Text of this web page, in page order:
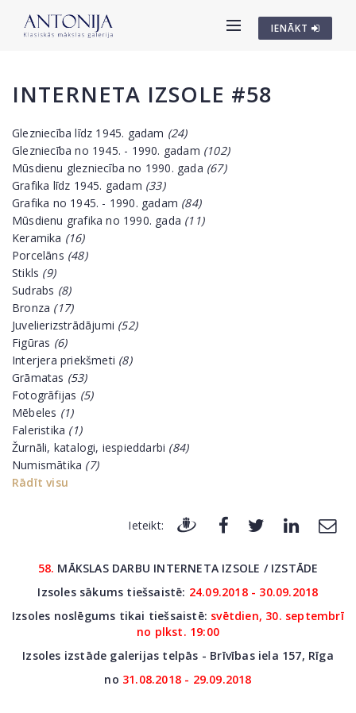
IENĀKT
INTERNETA IZSOLE #58
Glezniecība līdz 1945. gadam (24)
Glezniecība no 1945. - 1990. gadam (102)
Mūsdienu glezniecība no 1990. gada (67)
Grafika līdz 1945. gadam (33)
Grafika no 1945. - 1990. gadam (84)
Mūsdienu grafika no 1990. gada (11)
Keramika (16)
Porcelāns (48)
Stikls (9)
Sudrabs (8)
Bronza (17)
Juvelierizstrādājumi (52)
Figūras (6)
Interjera priekšmeti (8)
Grāmatas (53)
Fotogrāfijas (5)
Mēbeles (1)
Faleristika (1)
Žurnāli, katalogi, iespieddarbi (84)
Numismātika (7)
Rādīt visu
Ieteikt:
58. MĀKSLAS DARBU INTERNETA IZSOLE / IZSTĀDE
Izsoles sākums tiešsaistē: 24.09.2018 - 30.09.2018
Izsoles noslēgums tikai tiešsaistē: svētdien, 30. septembrī
no plkst. 19:00
Izsoles izstāde galerijas telpās - Brīvības iela 157, Rīga
no 31.08.2018 - 29.09.2018